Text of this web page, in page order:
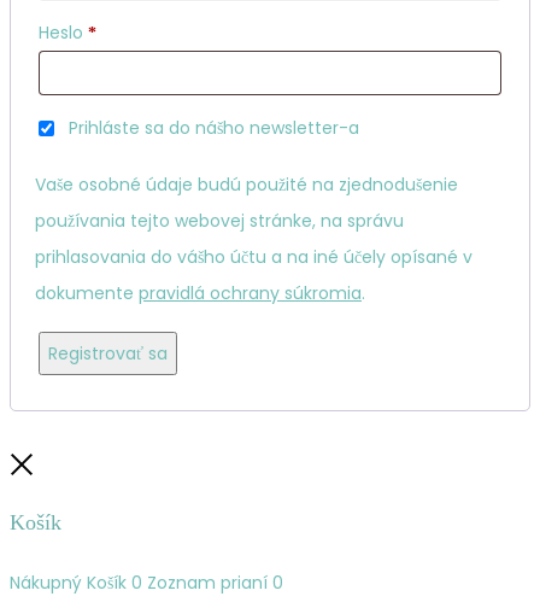
Heslo *Povinné
Prihláste sa do nášho newsletter-a
Vaše osobné údaje budú použité na zjednodušenie
používania tejto webovej stránke, na správu
prihlasovania do vášho účtu a na iné účely opísané v
dokumente pravidlá ochrany súkromia.
Registrovať sa
Košík
Nákupný Košík 0 Zoznam prianí 0